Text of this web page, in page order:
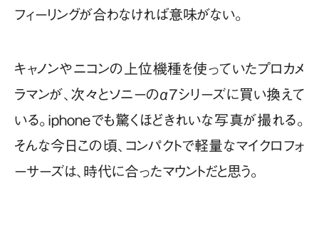
フィーリングが合わなければ意味がない。
キャノンやニコンの上位機種を使っていたプロカメ
ラマンが、次々とソニーのα7シリーズに買い換えて
いる。iphoneでも驚くほどきれいな写真が撮れる。
そんな今日この頃、コンパクトで軽量なマイクロフォ
ーサーズは、時代に合ったマウントだと思う。